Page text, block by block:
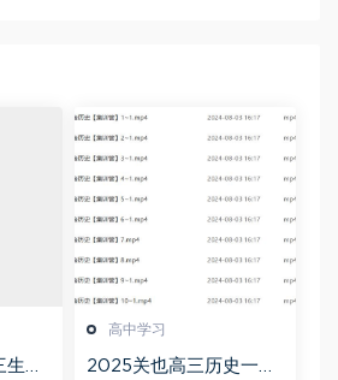
物
高中学习
2025关也高三历史一轮